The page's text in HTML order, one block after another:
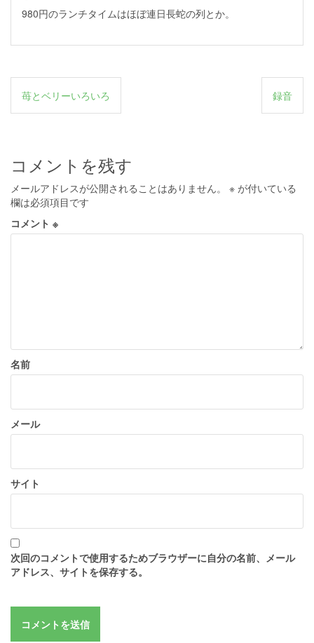
980円のランチタイムはほぼ連日長蛇の列とか。
投
稿
ビ
ゲ
ー
シ
苺とベリーいろいろ 録音
コメントを残す
メールアドレスが公開されることはありません。 ※ が付いている
欄は必須項目です
コメント ※
名前
メール
サイト
次回のコメントで使用するためブラウザーに自分の名前、メール
アドレス、サイトを保存する。